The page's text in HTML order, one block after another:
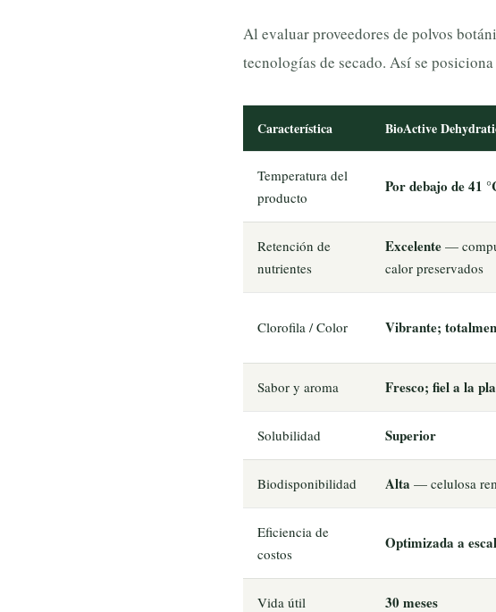
Al evaluar proveedores de polvos
tecnologías de secado. Así se
Característica BioActive
Temperatura del
producto
Por debajo de 41
Retención de
nutrientes
Excelente —
calor preservados
Clorofila / Color Vibrante;
Sabor y aroma Fresco; fiel a la
Solubilidad Superior
Biodisponibilidad Alta — celulosa
Eficiencia de
costos
Optimizada a
Vida útil 30 meses